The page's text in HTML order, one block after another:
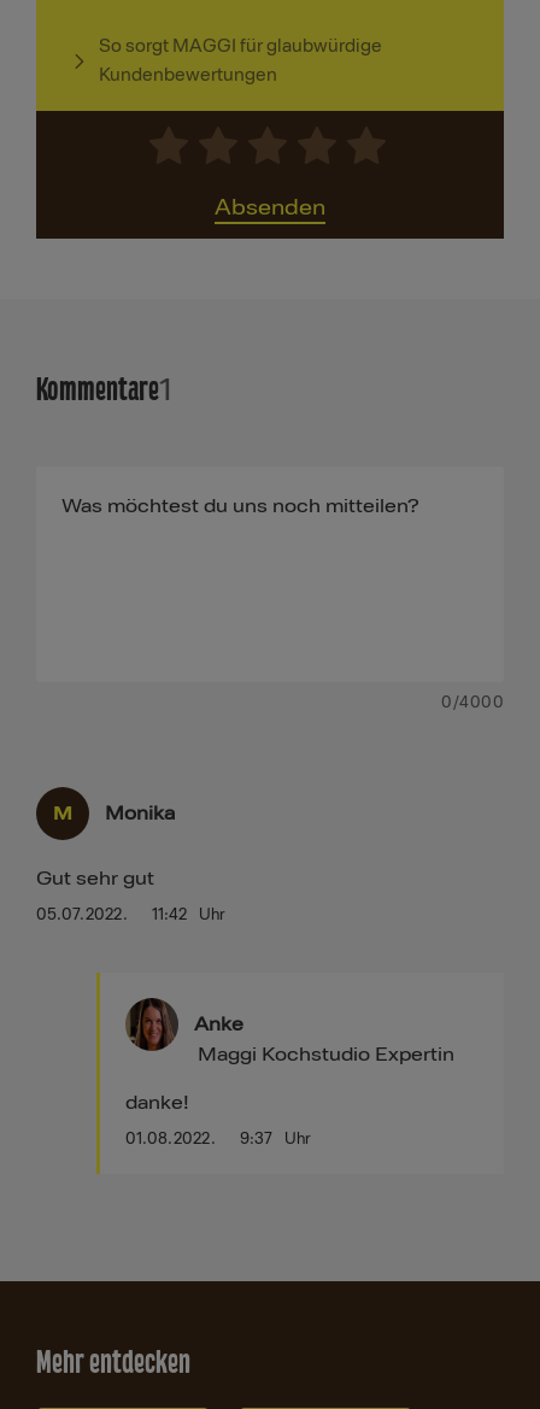
So sorgt MAGGI für glaubwürdige
Kundenbewertungen
Absenden
Kommentare1
0 /4000
M Monika
05.07.2022. 11:42 Uhr
Gut sehr gut
Anke
01.08.2022. 9:37 Uhr
Maggi Kochstudio Expertin
danke!
Mehr entdecken